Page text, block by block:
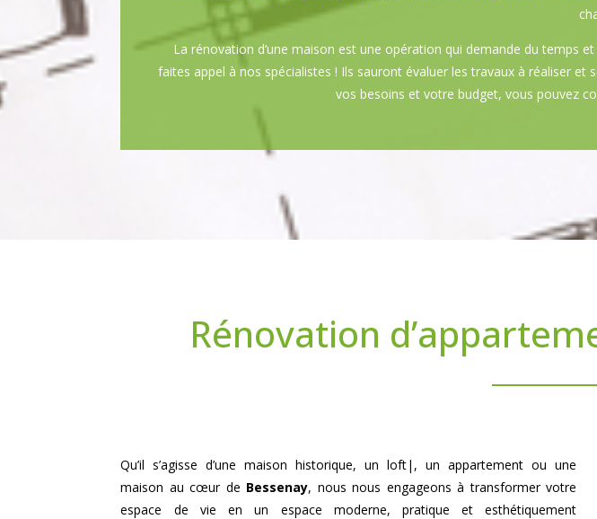
La rénovation d’une maison est une opération qui demande du temps
faites appel à nos spécialistes ! Ils sauront évaluer les travaux à réaliser
vos besoins et votre budget, vous pouvez
Rénovation
Qu’il s’agisse d’une maison historique, un loft|, un appartement ou une
maison au cœur de Bessenay, nous nous engageons à transformer votre
espace de vie en un espace moderne, pratique et esthétiquement